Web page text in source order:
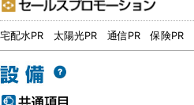
宅配水PR 太陽光PR 通信PR 保険PR